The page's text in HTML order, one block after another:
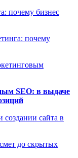
почему бизнес
почему
SEO: в выдаче
сайта в
до скрытых